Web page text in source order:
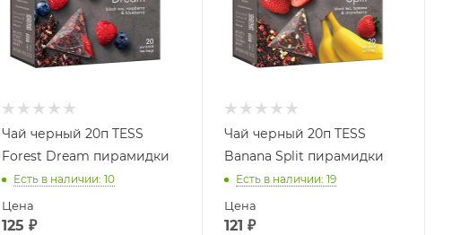
Чай черный 20п TESS
Forest Dream пирамидки
Есть в наличии: 10
Цена
125 ₽
Чай черный 20п TESS
Banana Split пирамидки
Есть в наличии: 19
Цена
121 ₽